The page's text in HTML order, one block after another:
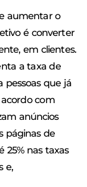
aumentar o
é converter
em clientes.
a taxa de
pessoas que já
com
anúncios
páginas de
nas taxas
e,